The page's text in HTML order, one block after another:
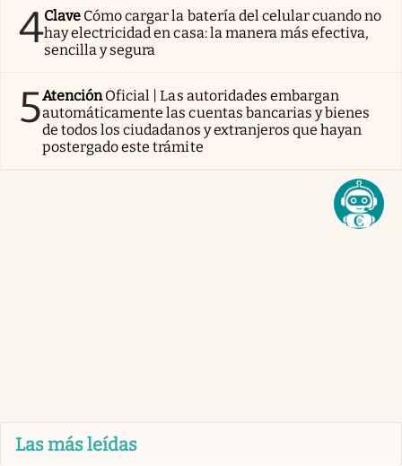
4Clave Cómo cargar la batería del celular cuando no
hay electricidad en casa: la manera más efectiva,
sencilla y segura
5AtenciónOficial | Las autoridades embargan
automáticamente las cuentas bancarias y bienes
de todos los ciudadanos y extranjeros que hayan
postergado este trámite
Las más leídas